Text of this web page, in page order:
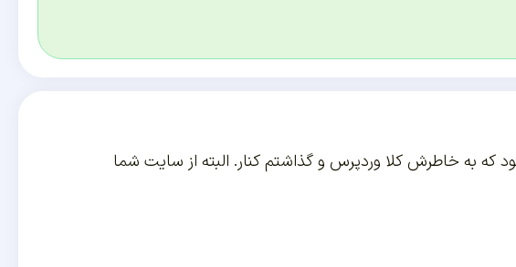
که به خاطرش کلا وردپرس و گذاشتم کنار. البته از سایت شما